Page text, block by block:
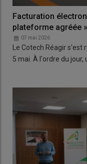
Facturation
plateforme agréée »
07 mai 2026
Le Cotech Réagir
5 mai. À l'ordre du jour,